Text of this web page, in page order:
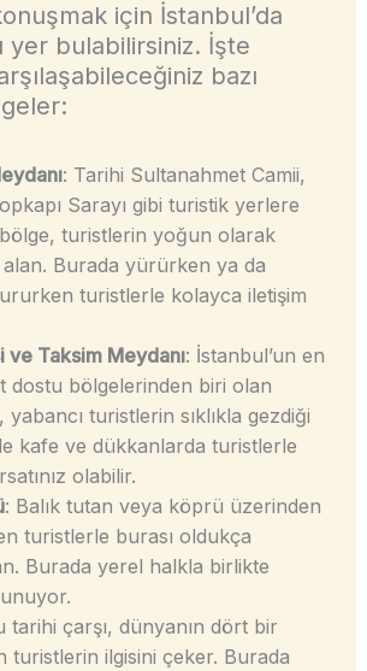
için İstanbul’da
yer bulabilirsiniz. İşte
bazı
: Tarihi Sultanahmet Camii,
Sarayı gibi turistik yerlere
turistlerin yoğun olarak
Burada yürürken ya da
turistlerle kolayca iletişim
ve Taksim Meydanı: İstanbul’un en
dostu bölgelerinden biri olan
yabancı turistlerin sıklıkla gezdiği
kafe ve dükkanlarda turistlerle
olabilir.
: Balık tutan veya köprü üzerinden
turistlerle burası oldukça
Burada yerel halkla birlikte
tarihi çarşı, dünyanın dört bir
turistlerin ilgisini çeker. Burada